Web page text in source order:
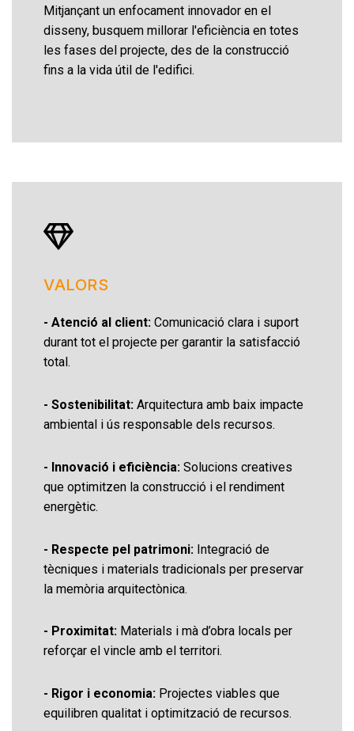
Mitjançant un enfocament innovador en el
disseny, busquem millorar l'eficiència en totes
les fases del projecte, des de la construcció
fins a la vida útil de l'edifici.
VALORS
- Atenció al client: Comunicació clara i suport
durant tot el projecte per garantir la satisfacció
total.
- Sostenibilitat: Arquitectura amb baix impacte
ambiental i ús responsable dels recursos.
- Innovació i eficiència: Solucions creatives
que optimitzen la construcció i el rendiment
energètic.
- Respecte pel patrimoni: Integració de
tècniques i materials tradicionals per preservar
la memòria arquitectònica.
- Proximitat: Materials i mà d’obra locals per
reforçar el vincle amb el territori.
- Rigor i economia: Projectes viables que
equilibren qualitat i optimització de recursos.